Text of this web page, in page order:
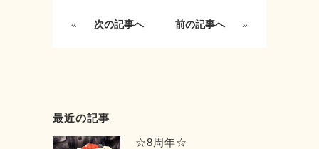
« 次の記事へ 前の記事へ »
最近の記事
☆8周年☆